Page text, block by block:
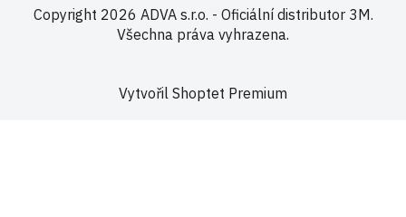
Vytvořil Shoptet Premium
Copyright 2026 ADVA s.r.o. - Oficiální distributor 3M.
Všechna práva vyhrazena.